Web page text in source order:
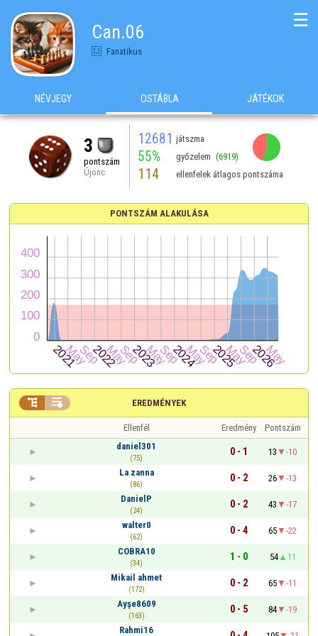
Can.06
Fanatikus
☰
NÉVJEGY OSTÁBLA JÁTÉKOK
3
pontszám
Újonc
12681 játszma
55% győzelem (6919)
114 ellenfelek átlagos pontszáma
PONTSZÁM ALAKULÁSA
EREDMÉNYEK
 
Ellenfél Eredmény
Pontszám
daniel301
(75)
0 - 1 13
-10
La zanna
(86)
0 - 2 26
-13
DanielP
(24)
0 - 2 43
-17
walter0
(62)
0 - 4 65
-22
COBRA10
(34)
1 - 0 54
11
Mikail ahmet
(172)
0 - 2 65
-11
Ayşe8609
(163)
0 - 5 84
-19
Rahmi16